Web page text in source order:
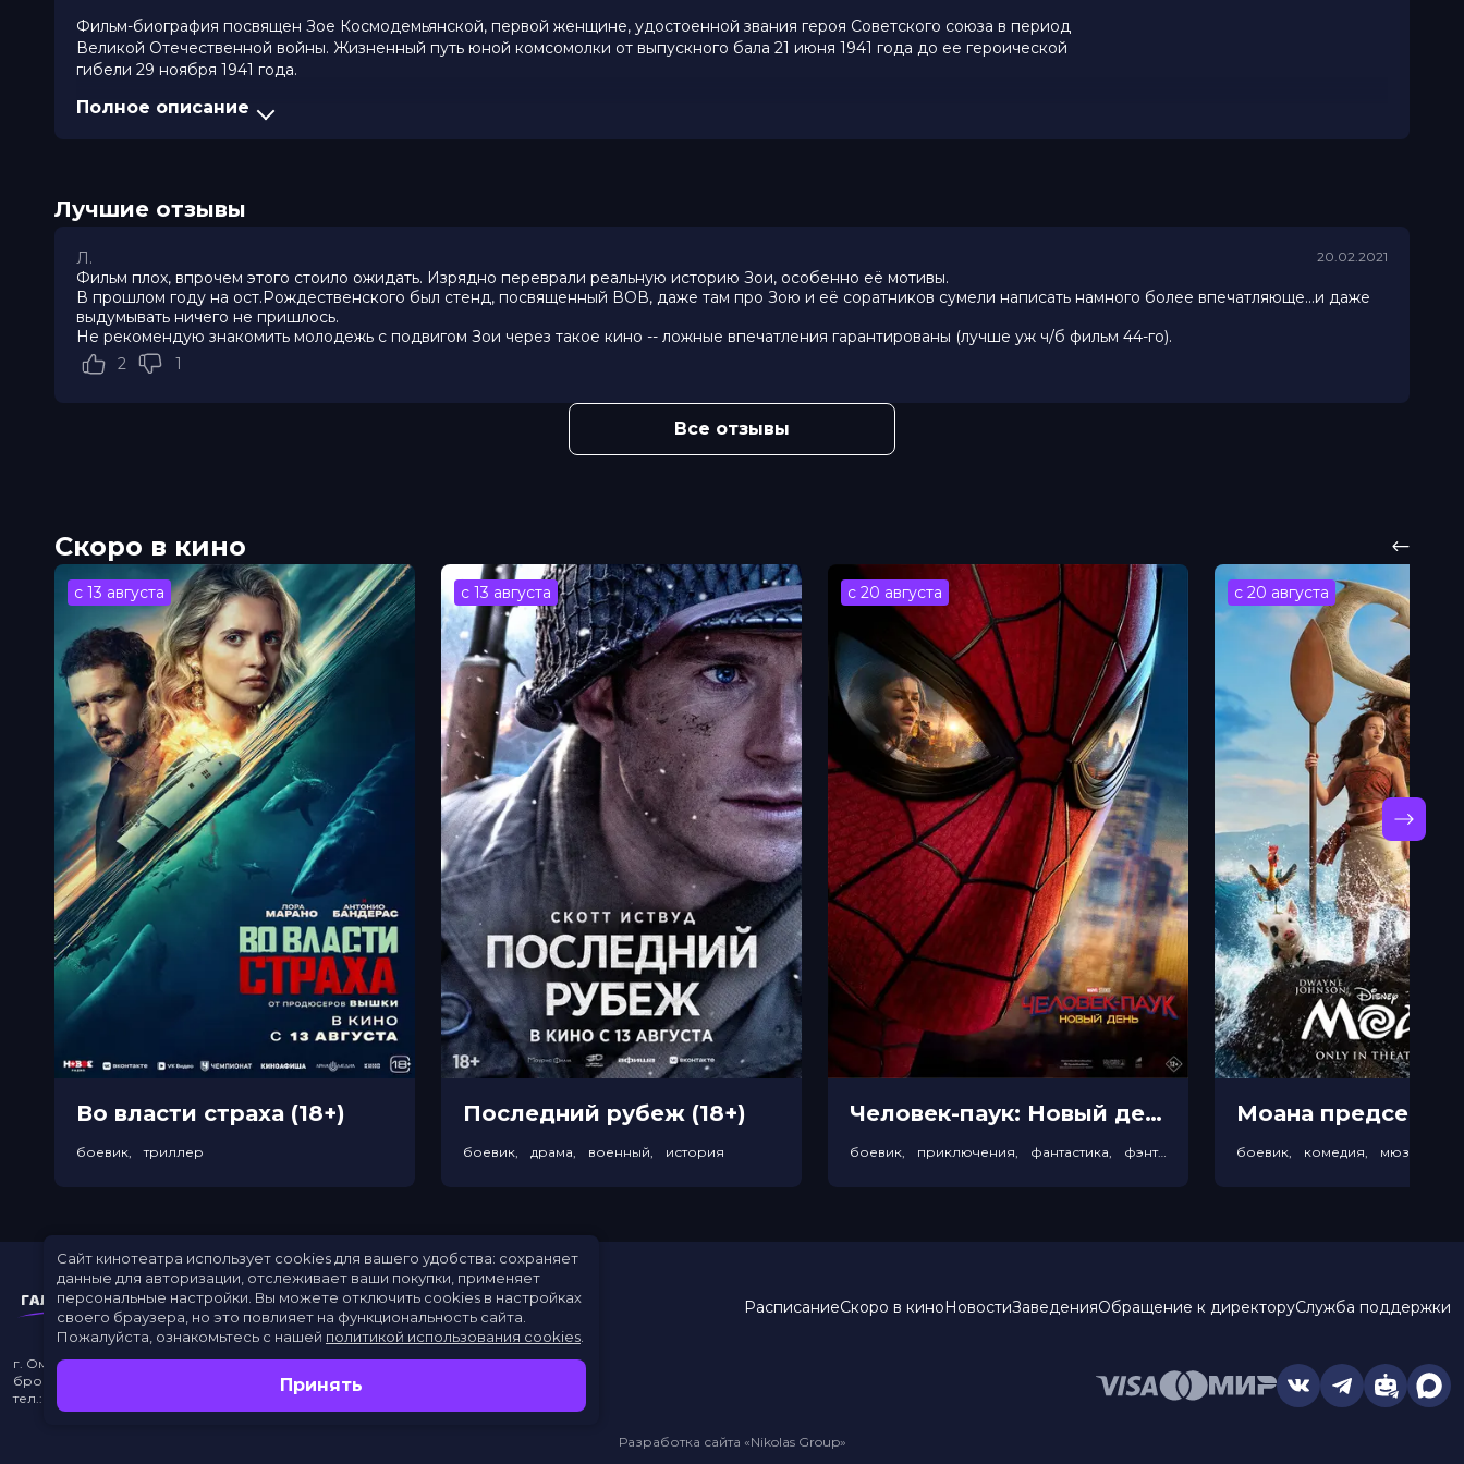
Фильм-биография посвящен Зое Космодемьянской, первой женщине, удостоенной звания героя Советского союза в период
Великой Отечественной войны. Жизненный путь юной комсомолки от выпускного бала 21 июня 1941 года до ее героической
гибели 29 ноября 1941 года.
Оценка 4.7 / 10 (64 123 голоса)
Режиссер
Леонид Пляскин, Максим Бриус
Карина Разумовская, Евгений Санников, Миндаугас Папинигис
Продюсеры
Сергей Зернов, Александр Барков, Инесса Юрченко
Сценаристы
Андрей Назаров, Леонид Пляскин, Андрей Тумаркин
Художники
Эдуард Галкин, Георгий Мичри
Композиторы
Жанр
Полное описание
Лучшие отзывы
Л. 20.02.2021
Фильм плох, впрочем этого стоило ожидать. Изрядно переврали реальную историю Зои, особенно её мотивы.
В прошлом году на ост.Рождественского был стенд, посвященный ВОВ, даже там про Зою и её соратников сумели написать намного более впечатляюще...и даже
выдумывать ничего не пришлось.
Не рекомендую знакомить молодежь с подвигом Зои через такое кино -- ложные впечатления гарантированы (лучше уж ч/б фильм 44-го).
2
1
Все отзывы
Скоро в кино
с 13 августа
Во власти страха (18+)
боевик, триллер
с 13 августа
Последний рубеж (18+)
боевик, драма, военный, история
с 20 августа
Человек-паук: Новый день прeдсeанc. обсл. & "Край вдохновения" (12+)
боевик, приключения, фантастика, фэнтези
с 20 августа
г. Омск, просп. Карла Маркса, 67А
бронирование:
с 10.00 до 21.00
тел.:
РасписаниеСкоро в киноНовостиЗаведенияОбращение к директоруСлужба поддержки
Разработка сайта «Nikolas Group»
Сайт кинотеатра использует cookies для вашего удобства: сохраняет
данные для авторизации, отслеживает ваши покупки, применяет
персональные настройки. Вы можете отключить cookies в настройках
своего браузера, но это повлияет на функциональность сайта.
Пожалуйста, ознакомьтесь с нашей политикой использования cookies
Принять